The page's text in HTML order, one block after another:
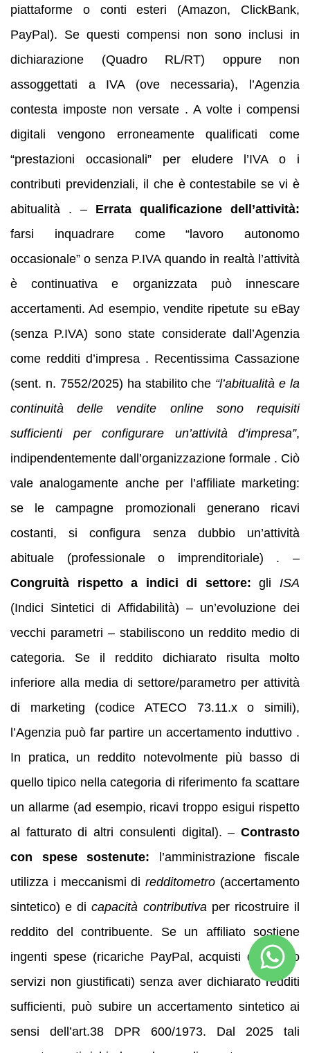
piattaforme o conti esteri (Amazon, ClickBank,
PayPal). Se questi compensi non sono inclusi in
dichiarazione (Quadro RL/RT) oppure non
assoggettati a IVA (ove necessaria), l’Agenzia
contesta imposte non versate . A volte i compensi
digitali vengono erroneamente qualificati come
“prestazioni occasionali” per eludere l’IVA o i
contributi previdenziali, il che è contestabile se vi è
abitualità . – Errata qualificazione dell’attività:
farsi inquadrare come “lavoro autonomo
occasionale” o senza P.IVA quando in realtà l’attività
è continuativa e organizzata può innescare
accertamenti. Ad esempio, vendite ripetute su eBay
(senza P.IVA) sono state considerate dall’Agenzia
come redditi d’impresa . Recentissima Cassazione
(sent. n. 7552/2025) ha stabilito che “l’abitualità e la
continuità delle vendite online sono requisiti
sufficienti per configurare un’attività d’impresa”,
indipendentemente dall’organizzazione formale . Ciò
vale analogamente anche per l’affiliate marketing:
se le campagne promozionali generano ricavi
costanti, si configura senza dubbio un’attività
abituale (professionale o imprenditoriale) . –
Congruità rispetto a indici di settore: gliISA
(Indici Sintetici di Affidabilità) – un’evoluzione dei
vecchi parametri – stabiliscono un reddito medio di
categoria. Se il reddito dichiarato risulta molto
inferiore alla media di settore/parametro per attività
di marketing (codice ATECO 73.11.x o simili),
l’Agenzia può far partire un accertamento induttivo .
In pratica, un reddito notevolmente più basso di
quello tipico nella categoria di riferimento fa scattare
un allarme (ad esempio, ricavi troppo esigui rispetto
al fatturato di altri consulenti digital). – Contrasto
con spese sostenute: l’amministrazione fiscale
utilizza i meccanismi diredditometro (accertamento
sintetico) e dicapacità contributivaper ricostruire il
reddito del contribuente. Se un affiliato sostiene
ingenti spese (ricariche PayPal, acquisti di beni o
servizi non giustificati) senza aver dichiarato redditi
sufficienti, può subire un accertamento sintetico ai
sensi dell’art.38 DPR 600/1973. Dal 2025 tali